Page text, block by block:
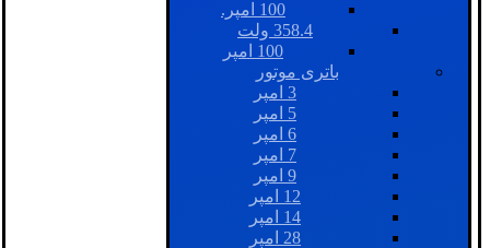
100 امپر.
358.4 ولت
100 امپر
باتری موتور
3 امپر
5 امپر
6 امپر
7 امپر
9 امپر
12 امپر
14 امپر
28 امپر